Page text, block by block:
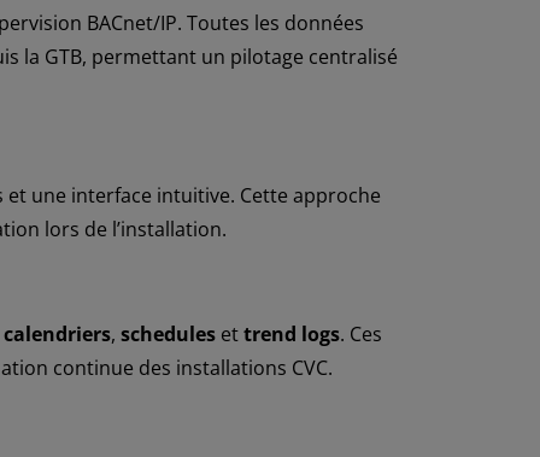
BACnet/IP. Toutes les données
la GTB, permettant un pilotage centralisé
une interface intuitive. Cette approche
lors de l’installation.
calendriers, schedules ettrend logs. Ces
continue des installations CVC.